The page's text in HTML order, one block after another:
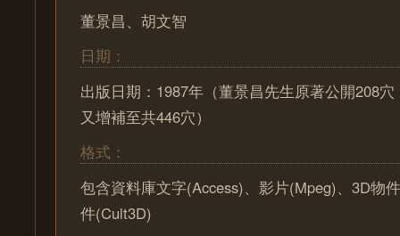
董景昌、胡文智
日期：
出版日期：1987年（董景昌先生原著公開208
又增補至共446穴）
格式：
包含資料庫文字(Access)、影片(Mpeg)、3D物
件(Cult3D)